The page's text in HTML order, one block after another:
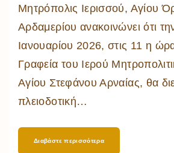
Μητρόπολις Ιερισσού, Αγίου
Αρδαμερίου ανακοινώνει ότι
Ιανουαρίου 2026, στις 11 η
Γραφεία του Ιερού
Αγίου Στεφάνου Αρναίας, θα
πλειοδοτική…
Διαβάστε περισσότερα